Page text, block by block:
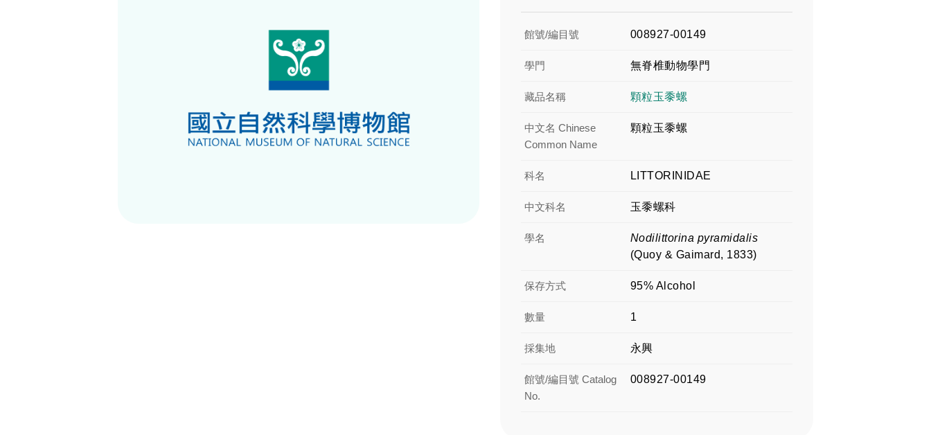
館號/編目號 008927-00149
學門 無脊椎動物學門
藏品名稱 顆粒玉黍螺
中文名 Chinese
Common Name
顆粒玉黍螺
科名 LITTORINIDAE
中文科名 玉黍螺科
學名
Nodilittorina pyramidalis
(Quoy & Gaimard, 1833)
保存方式 95% Alcohol
數量 1
採集地 永興
館號/編目號 Catalog
No.
008927-00149